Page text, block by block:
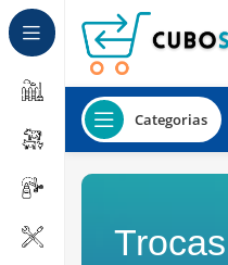
Categorias